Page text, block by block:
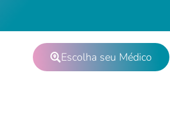
Escolha seu Médico